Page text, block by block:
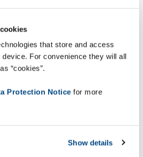
that store and access
device. For convenience they will all
“cookies”.
Protection Notice for more
Show details
míli může připadnout až 30 %
opakované doručování je
týče logistiky, image značky a
až 15 euro na jeden balík a
tolerují jen tři chyby při